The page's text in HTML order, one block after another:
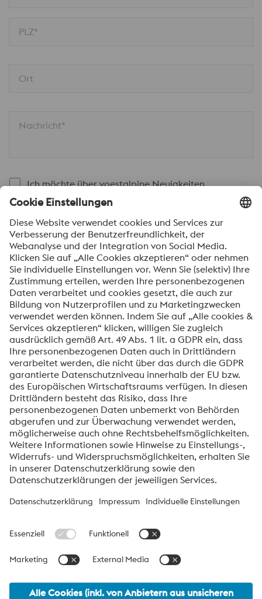
PLZ*
Ort
Nachricht*
Ich möchte über voestalpine Neuigkeiten
automatisch informiert werden.
SENDEN
Anti-Roboter-Verifizierung
Hier klicken
FriendlyCaptcha ⇗
Mit dem Absenden dieses Formulars werden Ihre
personenbezogenen Daten zum Zweck der Bearbeitung
Ihrer Anfrage verarbeitet. Weitere Informationen zur
Verarbeitung Ihrer personenbezogenen Daten sowie zu
Ihren Rechten finden Sie in unserer
Datenschutzmitteilung.
voestalpine High Performance Metals International
GmbH
Die voestalpine High Performance Metals International GmbH ist
eine österreichische Vertriebsgesellschaft der High Performance
Metals Division des voestalpine-Konzerns. Die Division
Produktsegmente und ist weltweit Marktführer für
Werkzeugstähle und Sonderwerkstoffe.
voestalpine Group Navigation